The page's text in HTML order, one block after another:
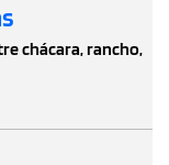
chácara, rancho,